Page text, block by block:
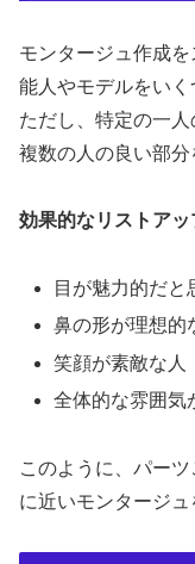
モンタージュ作成
能人やモデルをいく
ただし、特定の一人
複数の人の良い部分
効果的なリストアッ
目が魅力的だと
鼻の形が理想的
笑顔が素敵な人
全体的な雰囲気
このように、パー
に近いモンタージュ